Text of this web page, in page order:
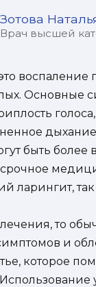
Зотова
Врач высшей
воспаление
Основные
быть
ларингит,
лечения, то
и
которое